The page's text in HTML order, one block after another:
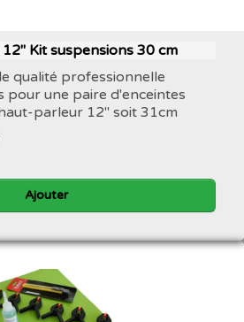
Kit suspensions 30 cm
qualité professionnelle
pour une paire d'enceintes
parleur 12" soit 31cm
Ajouter